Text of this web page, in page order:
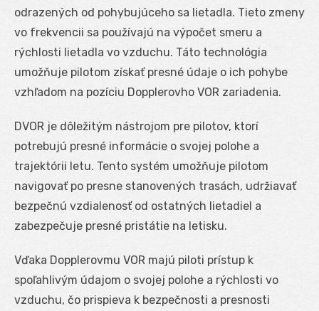
odrazených od pohybujúceho sa lietadla. Tieto zmeny
vo frekvencii sa používajú na výpočet smeru a
rýchlosti lietadla vo vzduchu. Táto technológia
umožňuje pilotom získať presné údaje o ich pohybe
vzhľadom na pozíciu Dopplerovho VOR zariadenia.
DVOR je dôležitým nástrojom pre pilotov, ktorí
potrebujú presné informácie o svojej polohe a
trajektórii letu. Tento systém umožňuje pilotom
navigovať po presne stanovených trasách, udržiavať
bezpečnú vzdialenosť od ostatných lietadiel a
zabezpečuje presné pristátie na letisku.
Vďaka Dopplerovmu VOR majú piloti prístup k
spoľahlivým údajom o svojej polohe a rýchlosti vo
vzduchu, čo prispieva k bezpečnosti a presnosti